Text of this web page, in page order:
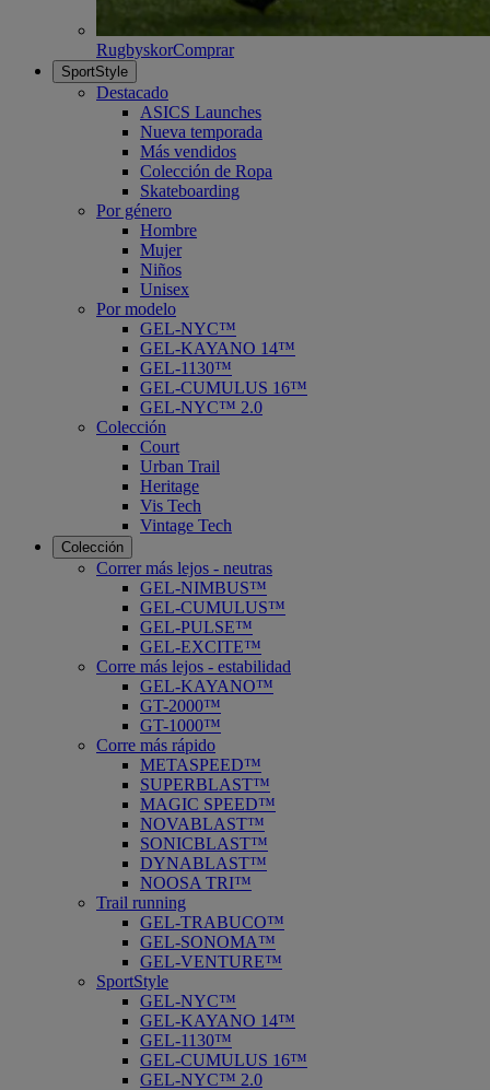
RugbyskorComprar
SportStyle
Destacado
ASICS Launches
Nueva temporada
Más vendidos
Colección de Ropa
Skateboarding
Por género
Hombre
Mujer
Niños
Unisex
Por modelo
GEL-NYC™
GEL-KAYANO 14™
GEL-1130™
GEL-CUMULUS 16™
GEL-NYC™ 2.0
Colección
Court
Urban Trail
Heritage
Vis Tech
Vintage Tech
Colección
Correr más lejos - neutras
GEL-NIMBUS™
GEL-CUMULUS™
GEL-PULSE™
GEL-EXCITE™
Corre más lejos - estabilidad
GEL-KAYANO™
GT-2000™
GT-1000™
Corre más rápido
METASPEED™
SUPERBLAST™
MAGIC SPEED™
NOVABLAST™
SONICBLAST™
DYNABLAST™
NOOSA TRI™
Trail running
GEL-TRABUCO™
GEL-SONOMA™
GEL-VENTURE™
SportStyle
GEL-NYC™
GEL-KAYANO 14™
GEL-1130™
GEL-CUMULUS 16™
GEL-NYC™ 2.0